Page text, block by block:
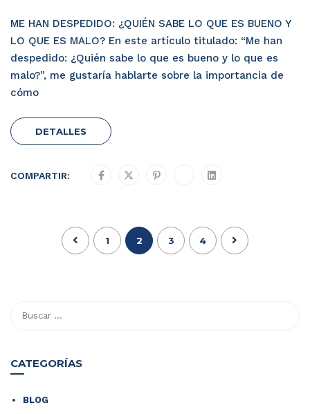
ME HAN DESPEDIDO: ¿QUIÉN SABE LO QUE ES BUENO Y
LO QUE ES MALO? En este artículo titulado: “Me han
despedido: ¿Quién sabe lo que es bueno y lo que es
malo?”, me gustaría hablarte sobre la importancia de
cómo
DETALLES
COMPARTIR:
1 2 3 4
CATEGORÍAS
BLOG